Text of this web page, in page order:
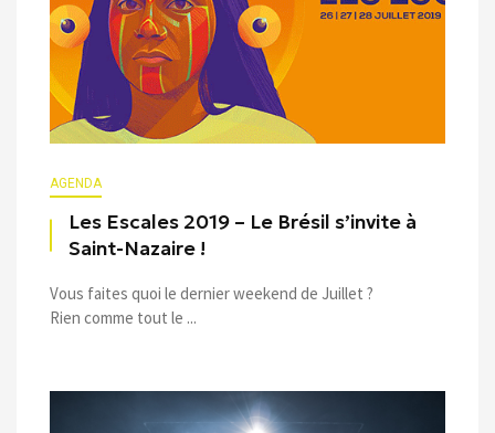
AGENDA
Les Escales 2019 – Le Brésil s’invite à
Saint-Nazaire !
Vous faites quoi le dernier weekend de Juillet ?
Rien comme tout le ...